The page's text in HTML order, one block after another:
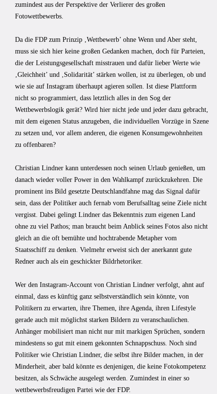
zumindest aus der Perspektive der Verlierer des großen
Fotowettbewerbs.
Da die FDP zum Prinzip ‚Wettbewerb’ ohne Wenn und Aber steht,
muss sie sich hier keine großen Gedanken machen, doch für Parteien,
die der Leistungsgesellschaft misstrauen und dafür lieber Werte wie
‚Gleichheit’ und ‚Solidarität’ stärken wollen, ist zu überlegen, ob und
wie sie auf Instagram überhaupt agieren sollen. Ist diese Plattform
nicht so programmiert, dass letztlich alles in den Sog der
Wettbewerbslogik gerät? Wird hier nicht jede und jeder dazu gebracht,
mit dem eigenen Status anzugeben, die individuellen Vorzüge in Szene
zu setzen und, vor allem anderen, die eigenen Konsumgewohnheiten
zu offenbaren?
Christian Lindner kann unterdessen noch seinen Urlaub genießen, um
danach wieder voller Power in den Wahlkampf zurückzukehren. Die
prominent ins Bild gesetzte Deutschlandfahne mag das Signal dafür
sein, dass der Politiker auch fernab vom Berufsalltag seine Ziele nicht
vergisst. Dabei gelingt Lindner das Bekenntnis zum eigenen Land
ohne zu viel Pathos; man braucht beim Anblick seines Fotos also nicht
gleich an die oft bemühte und hochtrabende Metapher vom
Staatsschiff zu denken. Vielmehr erweist sich der anerkannt gute
Redner auch als ein geschickter Bildrhetoriker.
Wer den Instagram-Account von Christian Lindner verfolgt, ahnt auf
einmal, dass es künftig ganz selbstverständlich sein könnte, von
Politikern zu erwarten, ihre Themen, ihre Agenda, ihren Lifestyle
gerade auch mit möglichst starken Bildern zu veranschaulichen.
Anhänger mobilisiert man nicht nur mit markigen Sprüchen, sondern
mindestens so gut mit einem gekonnten Schnappschuss. Noch sind
Politiker wie Christian Lindner, die selbst ihre Bilder machen, in der
Minderheit, aber bald könnte es denjenigen, die keine Fotokompetenz
besitzen, als Schwäche ausgelegt werden. Zumindest in einer so
wettbewerbsfreudigen Partei wie der FDP.